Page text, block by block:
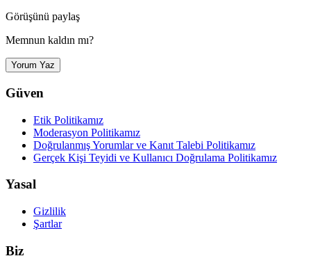
Görüşünü paylaş
Memnun kaldın mı?
Yorum Yaz
Güven
Etik Politikamız
Moderasyon Politikamız
Doğrulanmış Yorumlar ve Kanıt Talebi Politikamız
Gerçek Kişi Teyidi ve Kullanıcı Doğrulama Politikamız
Yasal
Gizlilik
Şartlar
Biz